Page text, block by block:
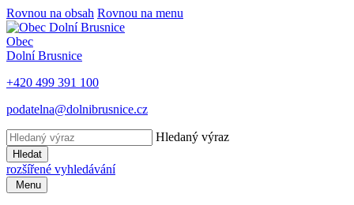
Rovnou na obsah Rovnou na menu
Obec
Dolní Brusnice
+420 499 391 100
podatelna@dolnibrusnice.cz
Hledaný výraz
Hledat
rozšířené vyhledávání
Menu